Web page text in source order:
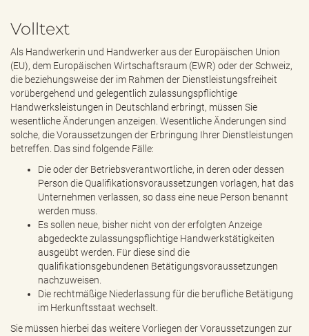
Volltext
Als Handwerkerin und Handwerker aus der Europäischen Union
(EU), dem Europäischen Wirtschaftsraum (EWR) oder der Schweiz,
die beziehungsweise der im Rahmen der Dienstleistungsfreiheit
vorübergehend und gelegentlich zulassungspflichtige
Handwerksleistungen in Deutschland erbringt, müssen Sie
wesentliche Änderungen anzeigen. Wesentliche Änderungen sind
solche, die Voraussetzungen der Erbringung Ihrer Dienstleistungen
betreffen. Das sind folgende Fälle:
Die oder der Betriebsverantwortliche, in deren oder dessen
Person die Qualifikationsvoraussetzungen vorlagen, hat das
Unternehmen verlassen, so dass eine neue Person benannt
werden muss.
Es sollen neue, bisher nicht von der erfolgten Anzeige
abgedeckte zulassungspflichtige Handwerkstätigkeiten
ausgeübt werden. Für diese sind die
qualifikationsgebundenen Betätigungsvoraussetzungen
nachzuweisen.
Die rechtmäßige Niederlassung für die berufliche Betätigung
im Herkunftsstaat wechselt.
Sie müssen hierbei das weitere Vorliegen der Voraussetzungen zur